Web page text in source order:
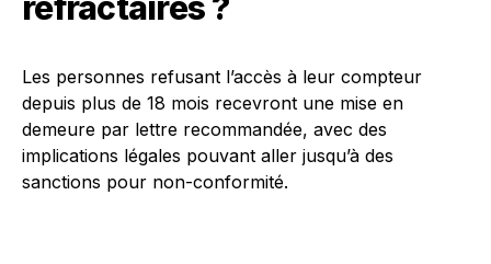
réfractaires ?
Les personnes refusant l’accès à leur compteur
depuis plus de 18 mois recevront une mise en
demeure par lettre recommandée, avec des
implications légales pouvant aller jusqu’à des
sanctions pour non-conformité.